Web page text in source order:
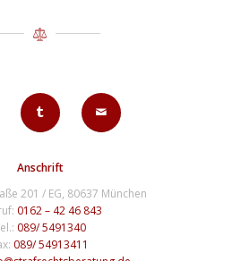
Anschrift
201 / EG, 80637 München
0162 – 42 46 843
089/ 5491340
089/ 54913411